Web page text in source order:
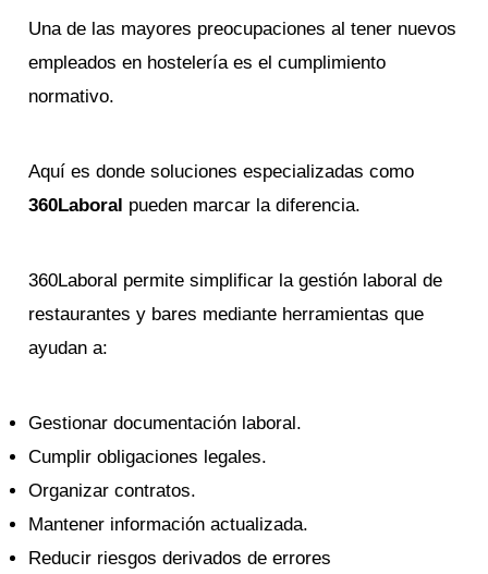
Una de las mayores preocupaciones al tener nuevos
empleados en hostelería es el cumplimiento
normativo.
Aquí es donde soluciones especializadas como
360Laboral pueden marcar la diferencia.
360Laboral permite simplificar la gestión laboral de
restaurantes y bares mediante herramientas que
ayudan a:
Gestionar documentación laboral.
Cumplir obligaciones legales.
Organizar contratos.
Mantener información actualizada.
Reducir riesgos derivados de errores